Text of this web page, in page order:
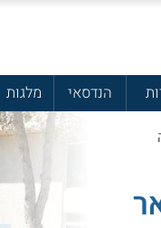
הנדסאי מלגות